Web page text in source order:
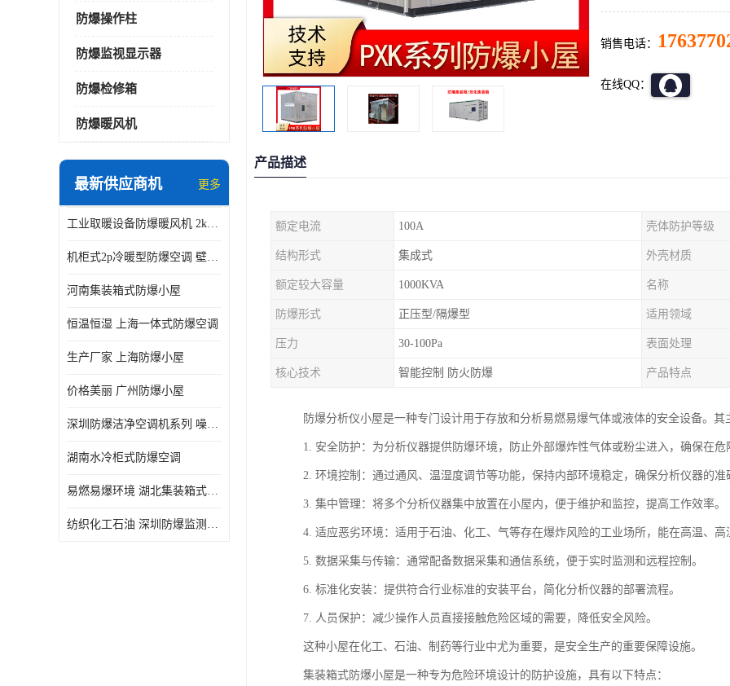
防爆操作柱
防爆监视显示器
防爆检修箱
防爆暖风机
最新供应商机 更多
工业取暖设备防爆暖风机 2kw-30kw 壁挂式、立式
机柜式2p冷暖型防爆空调 壁挂式防爆空调 定制厂家
河南集装箱式防爆小屋
恒温恒湿 上海一体式防爆空调
生产厂家 上海防爆小屋
价格美丽 广州防爆小屋
深圳防爆洁净空调机系列 噪音低
湖南水冷柜式防爆空调
易燃易爆环境 湖北集装箱式防爆小屋
纺织化工石油 深圳防爆监测小屋
销售电话：
在线QQ：
产品描述
额定电流 100A 壳体防护等级
结构形式 集成式 外壳材质
额定较大容量 1000KVA 名称
防爆形式 正压型/隔爆型 适用领域
压力 30-100Pa 表面处理
核心技术 智能控制 防火防爆 产品特点
防爆分析仪小屋是一种专门设计用于存放和分析易燃易爆气体或液体的安全设备。其
1. 安全防护：为分析仪器提供防爆环境，防止外部爆炸性气体或粉尘进入，确保在
2. 环境控制：通过通风、温湿度调节等功能，保持内部环境稳定，确保分析仪器的准
3. 集中管理：将多个分析仪器集中放置在小屋内，便于维护和监控，提高工作效率。
4. 适应恶劣环境：适用于石油、化工、气等存在爆炸风险的工业场所，能在高温、
5. 数据采集与传输：通常配备数据采集和通信系统，便于实时监测和远程控制。
6. 标准化安装：提供符合行业标准的安装平台，简化分析仪器的部署流程。
7. 人员保护：减少操作人员直接接触危险区域的需要，降低安全风险。
这种小屋在化工、石油、制药等行业中尤为重要，是安全生产的重要保障设施。
集装箱式防爆小屋是一种专为危险环境设计的防护设施，具有以下特点：